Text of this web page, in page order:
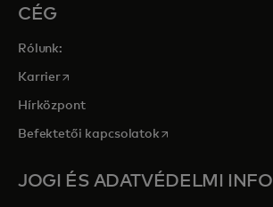
CÉG
Rólunk:
Karrieropens in a new tab
Hírközpont
Befektetői kapcsolatokopens in a new tab
JOGI ÉS ADATVÉDELMI